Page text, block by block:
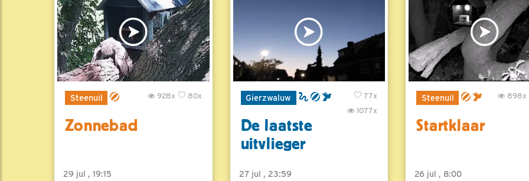
Steenuil 80x
928x
Zonnebad
29 jul , 19:15
Gierzwaluw
77x
1077x
De laatste
uitvlieger
27 jul , 23:59
Steenuil 898x
Startklaar
26 jul , 8:00